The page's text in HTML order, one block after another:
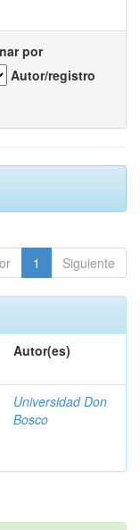
por
Autor/registro
1 Siguiente
Autor(es)
Universidad Don
Bosco